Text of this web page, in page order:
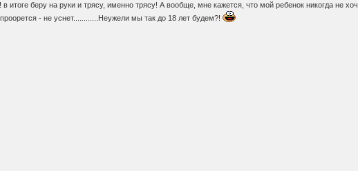
итоге беру на руки и трясу, именно трясу! А вообще, мне кажется, что мой ребенок никогда не
- не уснет............Неужели мы так до 18 лет будем?!